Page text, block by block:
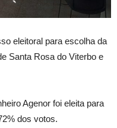
eleitoral para escolha da
Santa Rosa do Viterbo e
Agenor foi eleita para
dos votos.